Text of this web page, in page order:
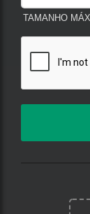
TAMANHO